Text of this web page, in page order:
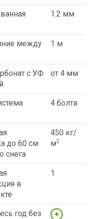
1.2 мм
между
1 м
с УФ
от 4 мм
4 болта
до 60 см
снега
450 кг/
м2
в
1
год без